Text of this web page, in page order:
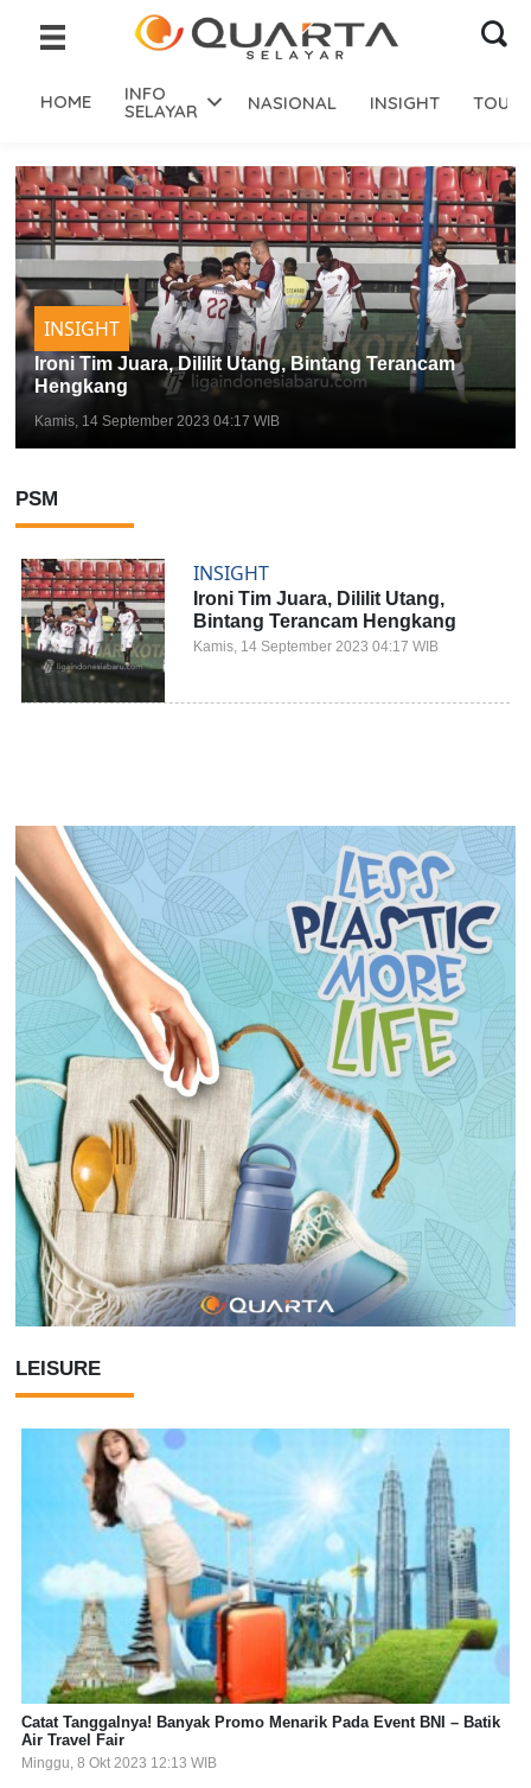
HOME INFO
SELAYAR NASIONAL INSIGHT
INSIGHT
Ironi Tim Juara, Dililit Utang, Bintang Terancam
Hengkang
Kamis, 14 September 2023 04:17 WIB
LEISURE
Catat Tanggalnya! Banyak Promo Menarik Pada Event BNI – Batik
Air Travel Fair
Minggu, 8 Okt 2023 12:13 WIB
PSM
INSIGHT
Ironi Tim Juara, Dililit Utang,
Bintang Terancam Hengkang
Kamis, 14 September 2023 04:17 WIB